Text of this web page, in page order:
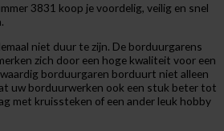
3831 koop je voordelig, veilig en snel
niet duur te zijn. De borduurgarens
zich door een hoge kwaliteit voor een
borduurgaren borduurt niet alleen
uw borduurwerken ook een stuk beter tot
met kruissteken of een ander leuk hobby